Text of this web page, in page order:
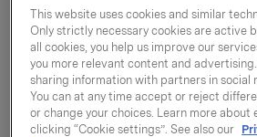
személyes adatokat, hogy kezelje
kérelmeket, vagy ellássa Önt az
szolgáltatással vagy termékkel,
is, hogy jobban
fejleszthesse termékeit,
marketingjét.
This website uses cookies and similar
Only strictly necessary cookies are active
all cookies, you help us improve our
you more relevant content and
sharing information with partners in social
You can at any time accept or reject
or change your choices. Learn more about
clicking “Cookie settings”. See also our